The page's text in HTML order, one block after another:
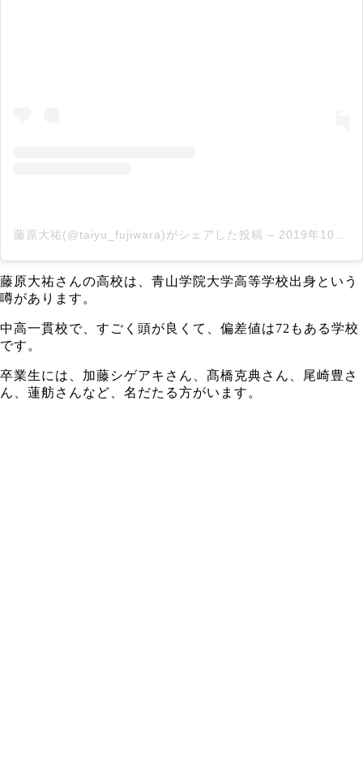
藤原大祐(@taiyu_fujiwara)がシェアした投稿 – 2019年10月月20日午前1時57分PDT
藤原大祐さんの高校は、 青山学院大学高等学校出身という
噂があります。
中高一貫校で、すごく頭が良くて、 偏差値は72 もある学校
です。
卒業生には、加藤シゲアキさん、髙橋克典さん、尾崎豊さ
ん、蓮舫さんなど、名だたる方がいます。